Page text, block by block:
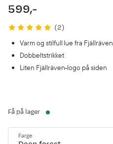
price
599,-
(2)
Varm og stilfull lue fra Fjällräven
Dobbeltstrikket
Liten Fjällräven-logo på siden
Få på lager
Farge